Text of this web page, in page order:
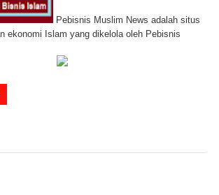
Pebisnis Muslim News adalah situs
ekonomi Islam yang dikelola oleh Pebisnis